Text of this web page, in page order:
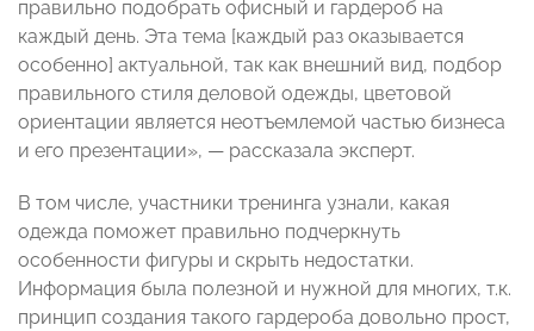
правильно подобрать офисный и гардероб на
каждый день. Эта тема [каждый раз оказывается
особенно] актуальной, так как внешний вид, подбор
правильного стиля деловой одежды, цветовой
ориентации является неотъемлемой частью бизнеса
и его презентации», — рассказала эксперт.
В том числе, участники тренинга узнали, какая
одежда поможет правильно подчеркнуть
особенности фигуры и скрыть недостатки.
Информация была полезной и нужной для многих, т.к.
принцип создания такого гардероба довольно прост,